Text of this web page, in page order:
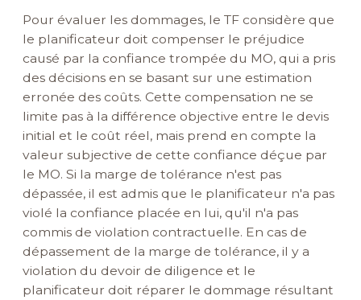
Pour évaluer les dommages, le TF considère que
le planificateur doit compenser le préjudice
causé par la confiance trompée du MO, qui a pris
des décisions en se basant sur une estimation
erronée des coûts. Cette compensation ne se
limite pas à la différence objective entre le devis
initial et le coût réel, mais prend en compte la
valeur subjective de cette confiance déçue par
le MO. Si la marge de tolérance n'est pas
dépassée, il est admis que le planificateur n'a pas
violé la confiance placée en lui, qu'il n'a pas
commis de violation contractuelle. En cas de
dépassement de la marge de tolérance, il y a
violation du devoir de diligence et le
planificateur doit réparer le dommage résultant